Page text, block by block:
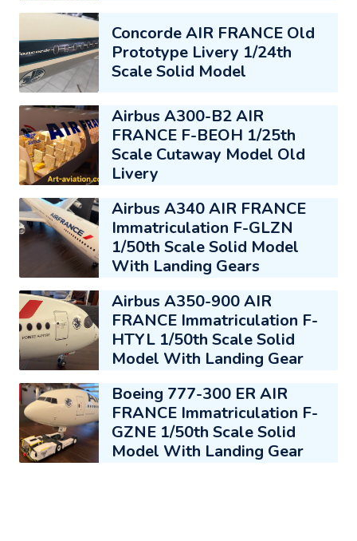
Concorde AIR FRANCE Old
Prototype Livery 1/24th
Scale Solid Model
Airbus A300-B2 AIR
FRANCE F-BEOH 1/25th
Scale Cutaway Model Old
Livery
Airbus A340 AIR FRANCE
Immatriculation F-GLZN
1/50th Scale Solid Model
With Landing Gears
Airbus A350-900 AIR
FRANCE Immatriculation F-
HTYL 1/50th Scale Solid
Model With Landing Gear
Boeing 777-300 ER AIR
FRANCE Immatriculation F-
GZNE 1/50th Scale Solid
Model With Landing Gear